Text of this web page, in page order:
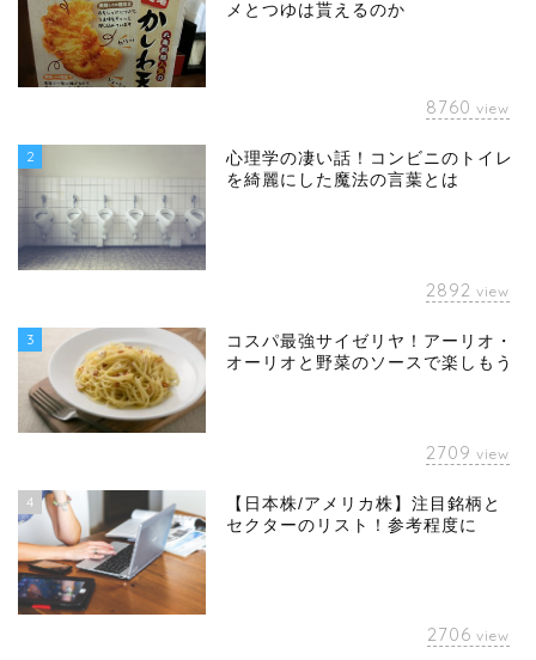
メとつゆは貰えるのか
8760 view
2
心理学の凄い話！コンビニのトイレ
を綺麗にした魔法の言葉とは
2892 view
3
コスパ最強サイゼリヤ！アーリオ・
オーリオと野菜のソースで楽しもう
2709 view
4
【日本株/アメリカ株】注目銘柄と
セクターのリスト！参考程度に
2706 view